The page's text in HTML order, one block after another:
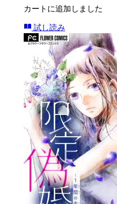
カートに追加しました
試し読み